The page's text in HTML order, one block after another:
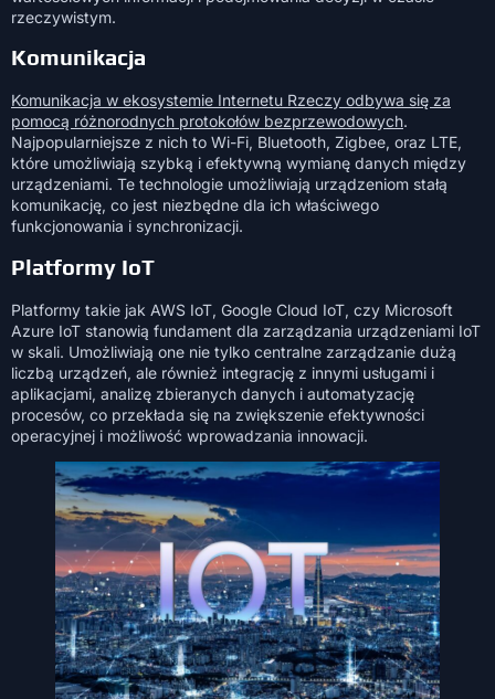
rzeczywistym.
Komunikacja
Komunikacja w ekosystemie Internetu Rzeczy odbywa się za
pomocą różnorodnych protokołów bezprzewodowych.
Najpopularniejsze z nich to Wi-Fi, Bluetooth, Zigbee, oraz LTE,
które umożliwiają szybką i efektywną wymianę danych między
urządzeniami. Te technologie umożliwiają urządzeniom stałą
komunikację, co jest niezbędne dla ich właściwego
funkcjonowania i synchronizacji.
Platformy IoT
Platformy takie jak AWS IoT, Google Cloud IoT, czy Microsoft
Azure IoT stanowią fundament dla zarządzania urządzeniami IoT
w skali. Umożliwiają one nie tylko centralne zarządzanie dużą
liczbą urządzeń, ale również integrację z innymi usługami i
aplikacjami, analizę zbieranych danych i automatyzację
procesów, co przekłada się na zwiększenie efektywności
operacyjnej i możliwość wprowadzania innowacji.